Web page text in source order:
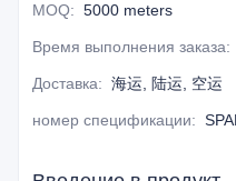
MOQ: 5000 meters
Время выполнения заказа:
Доставка: 海运, 陆运, 空运
номер спецификации: